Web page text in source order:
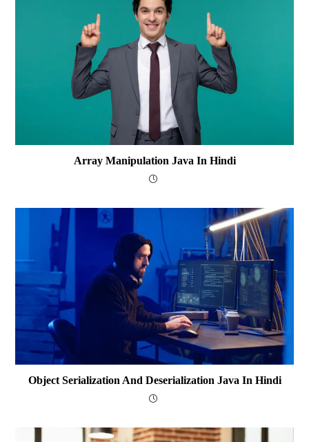
Array Manipulation Java In Hindi
Object Serialization And Deserialization Java In Hindi